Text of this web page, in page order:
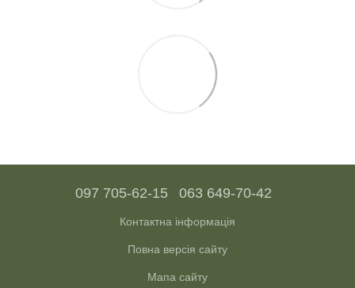
097 705-62-15 063 649-70-42
Контактна інформація
Повна версія сайту
Мапа сайту